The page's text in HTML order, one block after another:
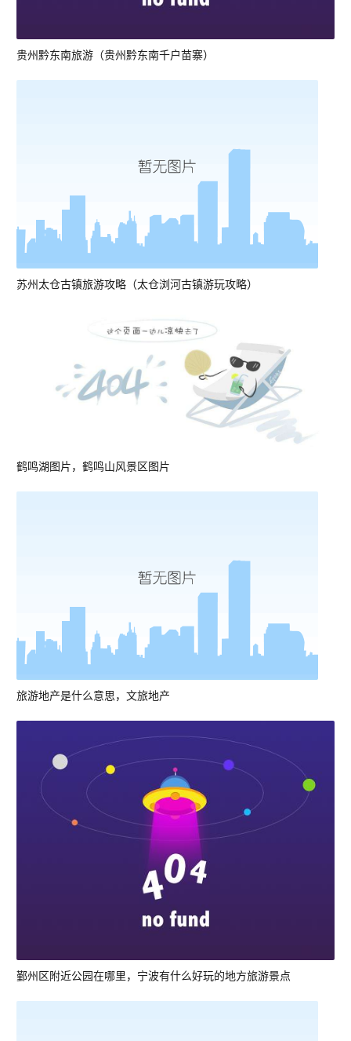
贵州黔东南旅游（贵州黔东南千户苗寨）
苏州太仓古镇旅游攻略（太仓浏河古镇游玩攻略）
鹤鸣湖图片，鹤鸣山风景区图片
旅游地产是什么意思，文旅地产
鄞州区附近公园在哪里，宁波有什么好玩的地方旅游景点